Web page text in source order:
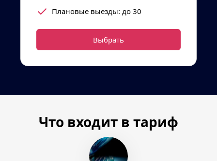
Плановые выезды: до 30
Выбрать
Что входит в тариф